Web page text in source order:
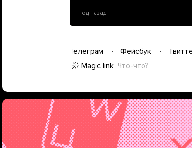
год назад
Телеграм Фейсбук
Magic link Что-что?